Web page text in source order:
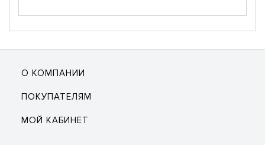
О КОМПАНИИ
ПОКУПАТЕЛЯМ
МОЙ КАБИНЕТ